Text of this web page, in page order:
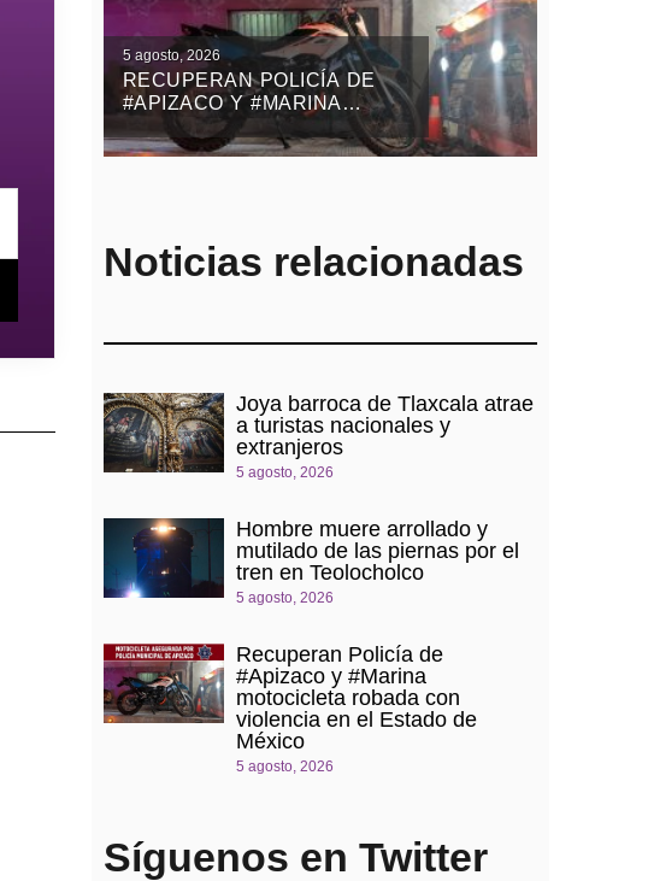
5 agosto, 2026
RECUPERAN POLICÍA DE
#APIZACO Y #MARINA
MOTOCICLETA ROBADA
CON VIOLENCIA EN EL
Noticias relacionadas
Joya barroca de Tlaxcala atrae
a turistas nacionales y
extranjeros
5 agosto, 2026
Hombre muere arrollado y
mutilado de las piernas por el
tren en Teolocholco
5 agosto, 2026
Recuperan Policía de
#Apizaco y #Marina
motocicleta robada con
violencia en el Estado de
México
5 agosto, 2026
Síguenos en Twitter